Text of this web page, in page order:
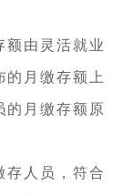
额由灵活就业
的月缴存额上
的月缴存额原
存人员，符合